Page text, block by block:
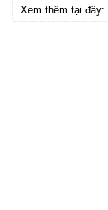
Xem thêm tại đây: